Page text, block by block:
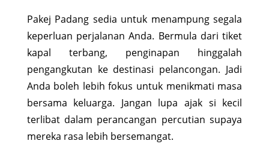
Pakej Padang sedia untuk menampung segala
keperluan perjalanan Anda. Bermula dari tiket
kapal terbang, penginapan hinggalah
pengangkutan ke destinasi pelancongan. Jadi
Anda boleh lebih fokus untuk menikmati masa
bersama keluarga. Jangan lupa ajak si kecil
terlibat dalam perancangan percutian supaya
mereka rasa lebih bersemangat.